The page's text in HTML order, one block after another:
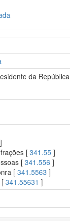
da República
]
[341.55 ]
[341.556 ]
[341.5563 ]
[341.55631 ]